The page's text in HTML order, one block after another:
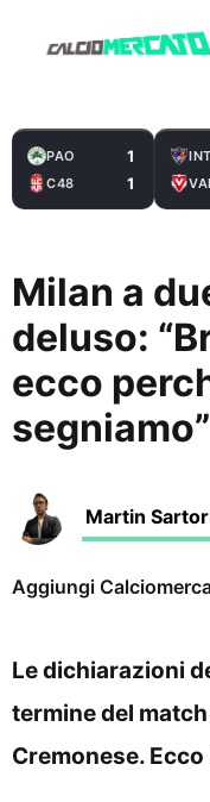
PAO 1
C48 1
INT
Milan a
deluso:
ecco
segniamo”
Martin
Aggiungi
Le dichiarazioni
termine del
Cremonese.